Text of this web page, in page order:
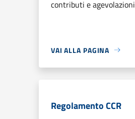
contributi e agevolazioni
VAI ALLA PAGINA
Regolamento CCR